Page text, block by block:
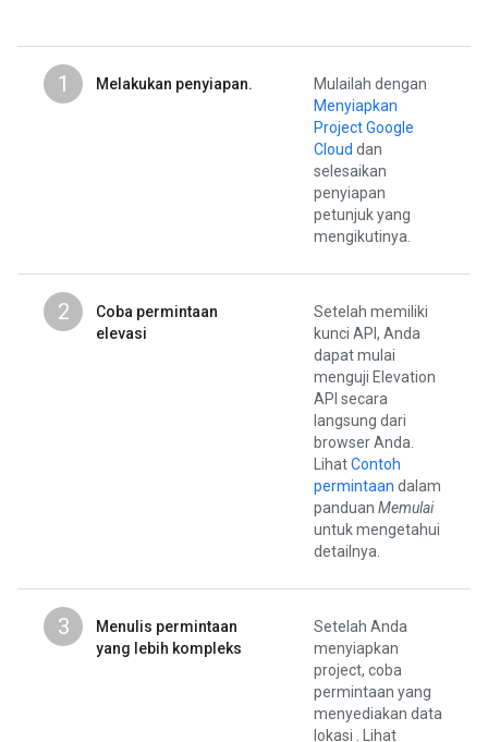
1 Melakukan penyiapan.
Mulailah dengan
Menyiapkan
Project Google
Cloud dan
selesaikan
penyiapan
petunjuk yang
mengikutinya.
2
Coba permintaan
elevasi
Setelah memiliki
kunci API, Anda
dapat mulai
menguji Elevation
API secara
langsung dari
browser Anda.
LihatContoh
permintaan dalam
panduan Memulai
untuk mengetahui
detailnya.
3
Menulis permintaan
yang lebih kompleks
Setelah Anda
menyiapkan
project, coba
permintaan yang
menyediakan data
lokasi . Lihat